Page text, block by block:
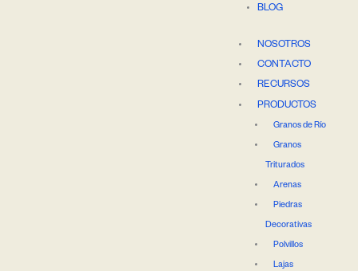
BLOG
NOSOTROS
CONTACTO
RECURSOS
PRODUCTOS
Granos de Río
Granos
Triturados
Arenas
Piedras
Decorativas
Polvillos
Lajas